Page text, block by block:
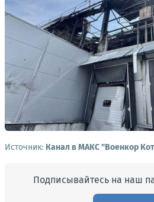
Источник: Канал в МАКС "Военкор
Подписывайтесь на наш